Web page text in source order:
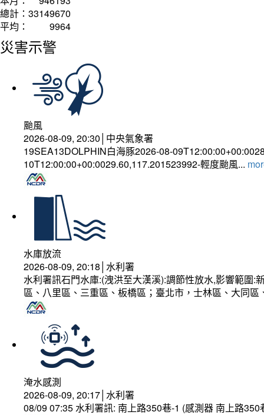
總計： 33149670
平均：
9964
災害示警
颱風
2026-08-09, 20:30│中央氣象署
19SEA13DOLPHIN白海豚2026-08-
10T12:00:00+00:0029.60,117.201523992-輕度颱風...
水庫放流
2026-08-09, 20:18│水利署
水利署訊石門水庫:(洩洪至大漢溪):調節性放水,影響範圍
區、八里區、三重區、板橋區；臺北市，士林區、大同
淹水感測
2026-08-09, 20:17│水利署
08/09 07:35 水利署訊: 南上路350巷-1 (感測器 南上路